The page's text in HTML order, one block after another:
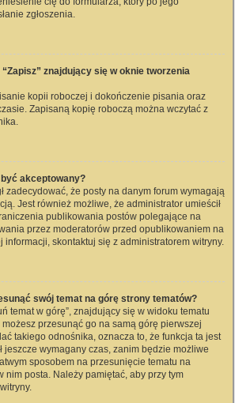
zgłoszenia.
znajdujący się w oknie tworzenia
kopii roboczej i dokończenie pisania oraz
Zapisaną kopię roboczą można wczytać z
akceptowany?
zadecydować, że posty na danym forum wymagają
Jest również możliwe, że administrator umieścił
publikowania postów polegające na
przez moderatorów przed opublikowaniem na
informacji, skontaktuj się z administratorem witryny.
swój temat na górę strony tematów?
temat w górę”, znajdujący się w widoku tematu
przesunąć go na samą górę pierwszej
takiego odnośnika, oznacza to, że funkcja ta jest
jeszcze wymagany czas, zanim będzie możliwe
sposobem na przesunięcie tematu na
nim posta. Należy pamiętać, aby przy tym